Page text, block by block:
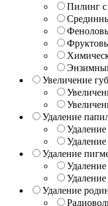
Пилинг с
Увеличение губ
Удаление
Удаление
Удаление